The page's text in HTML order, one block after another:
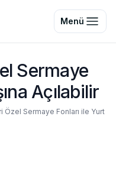
Menü
Sermaye
Açılabilir
Özel Sermaye Fonları ile Yurt